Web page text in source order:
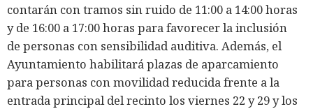
contarán con tramos sin ruido de 11:00 a 14:00 horas
y de 16:00 a 17:00 horas para favorecer la inclusión
de personas con sensibilidad auditiva. Además, el
Ayuntamiento habilitará plazas de aparcamiento
para personas con movilidad reducida frente a la
entrada principal del recinto los viernes 22 y 29 y los